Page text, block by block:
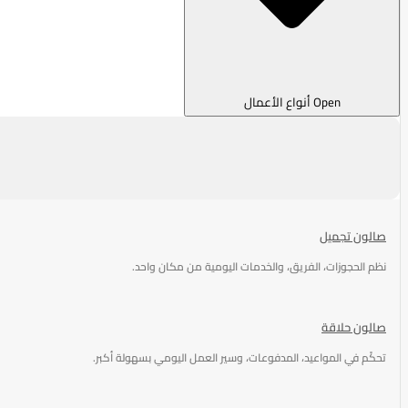
Open أنواع الأعمال
صالون تجميل
نظم الحجوزات، الفريق، والخدمات اليومية من مكان واحد.
صالون حلاقة
تحكّم في المواعيد، المدفوعات، وسير العمل اليومي بسهولة أكبر.